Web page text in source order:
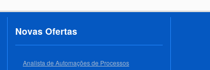
Novas Ofertas
Analista de Automações de Processos